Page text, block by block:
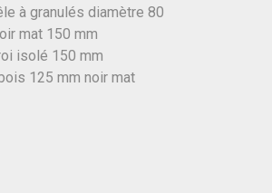
à granulés diamètre 80
mat 150 mm
isolé 150 mm
125 mm noir mat